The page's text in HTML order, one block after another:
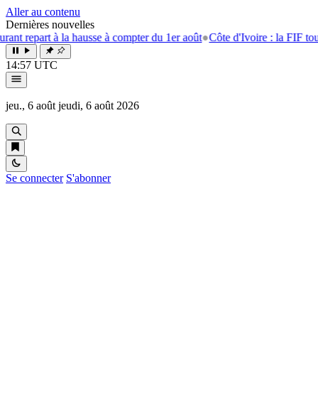
Aller au contenu
Dernières nouvelles
la hausse à compter du 1er août●Côte d'Ivoire : la FIF tourne la
14:57 UTC
jeu., 6 août jeudi, 6 août 2026
Se connecter S'abonner